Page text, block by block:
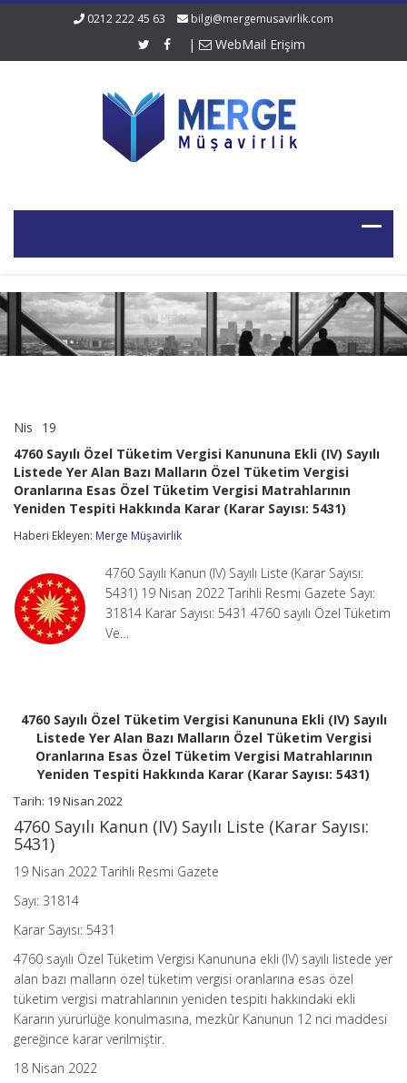
0212 222 45 63 bilgi@mergemusavirlik.com
| WebMail Erişim
Nis 19
Özel
Tüketim
Vergisi
Kanununa
(IV)
Listede
Yer
Alan
Bazı
Malların
Özel
Tüketim
Vergisi
Matrahlarının
Yeniden
Tespiti
Karar
5431)
4760 Sayılı Özel Tüketim Vergisi Kanununa Ekli (IV) Sayılı
Listede Yer Alan Bazı Malların Özel Tüketim Vergisi
Oranlarına Esas Özel Tüketim Vergisi Matrahlarının
Yeniden Tespiti Hakkında Karar (Karar Sayısı: 5431)
Haberi Ekleyen: Merge Müşavirlik
4760 Sayılı Kanun (IV) Sayılı Liste (Karar Sayısı:
5431) 19 Nisan 2022 Tarihli Resmi Gazete Sayı:
31814 Karar Sayısı: 5431 4760 sayılı Özel Tüketim
Ve…
4760 Sayılı Özel Tüketim Vergisi Kanununa Ekli (IV) Sayılı
Listede Yer Alan Bazı Malların Özel Tüketim Vergisi
Oranlarına Esas Özel Tüketim Vergisi Matrahlarının
Yeniden Tespiti Hakkında Karar (Karar Sayısı: 5431)
Tarih: 19 Nisan 2022
4760 Sayılı Kanun (IV) Sayılı Liste (Karar Sayısı:
5431)
19 Nisan 2022 Tarihli Resmi Gazete
Sayı: 31814
Karar Sayısı: 5431
4760 sayılı Özel Tüketim Vergisi Kanununa ekli (IV) sayılı listede yer
alan bazı malların özel tüketim vergisi oranlarına esas özel
tüketim vergisi matrahlarının yeniden tespiti hakkındaki ekli
Kararın yürürlüğe konulmasına, mezkûr Kanunun 12 nci maddesi
gereğince karar verilmiştir.
18 Nisan 2022